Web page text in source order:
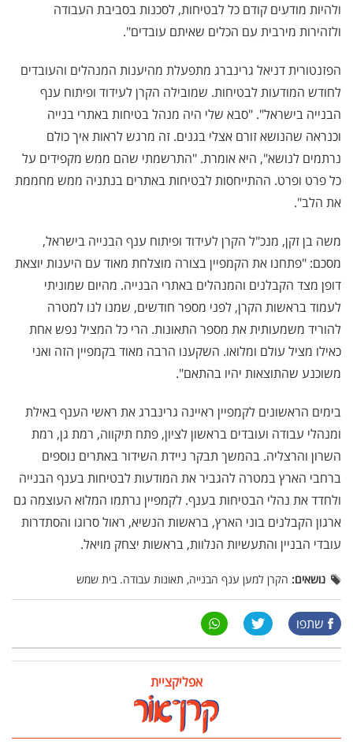
ולהיות מודעים קודם כל לבטיחות, לסכנות בסביבת העבודה
ולזהירות מירבית עם הכלים שאיתם עובדים".
הפזנטורית דניאל גרינברג מתפעלת מהיענות המנהלים והעובדים
לחודש המודעות לבטיחות. שמובילה הקרן לעידוד ופיתוח ענף
הבנייה בישראל". "סבא שלי היה מנהל בטיחות באתרי בנייה
וכנראה שהנושא זורם אצלי בגנים. זה מרגש לראות איך כולם
נרתמים לנושא", היא אומרת. "התרשמתי שהם ממש מקפידים על
כל פרט ופרט. ההתייחסות לבטיחות באתרים בנתניה ממש מחממת
את הלב".
משה בן זקן, מנכ"ל הקרן לעידוד ופיתוח ענף הבנייה בישראל,
מסכם: "פתחנו את הקמפיין בצורה מוצלחת מאוד עם היענות יוצאת
דופן מצד הקבלנים והמנהלים באתרי הבנייה. מהיום שמוניתי
לעמוד בראשות הקרן, לפני מספר חודשים, שמנו לנו למטרה
להוריד משמעותית את מספר התאונות. הרי כל המציל נפש אחת
כאילו מציל עולם ומלואו. השקענו הרבה מאוד בקמפיין הזה ואני
משוכנע שהתוצאות יהיו בהתאם".
בימים הראשונים לקמפיין ראיינה גרינברג את ראשי הענף באילת
ומנהלי עבודה ועובדים בראשון לציון, פתח תיקווה, רמת גן, רמת
השרון והרצליה. בהמשך תבקר ניידת השידור באתרים נוספים
ברחבי הארץ במטרה להגביר את המודעות לבטיחות בענף הבנייה
ולחדד את נהלי הבטיחות בענף. לקמפיין נרתמו המלוא העוצמה גם
ארגון הקבלנים בוני הארץ, בראשות הנשיא, ראול סרוגו והסתדרות
עובדי הבניין והתעשיות הנלוות, בראשות יצחק מויאל.
נושאים: הקרן למען ענף הבנייה, תאונות עבודה. בית שמש
שתפו
אפליקציית